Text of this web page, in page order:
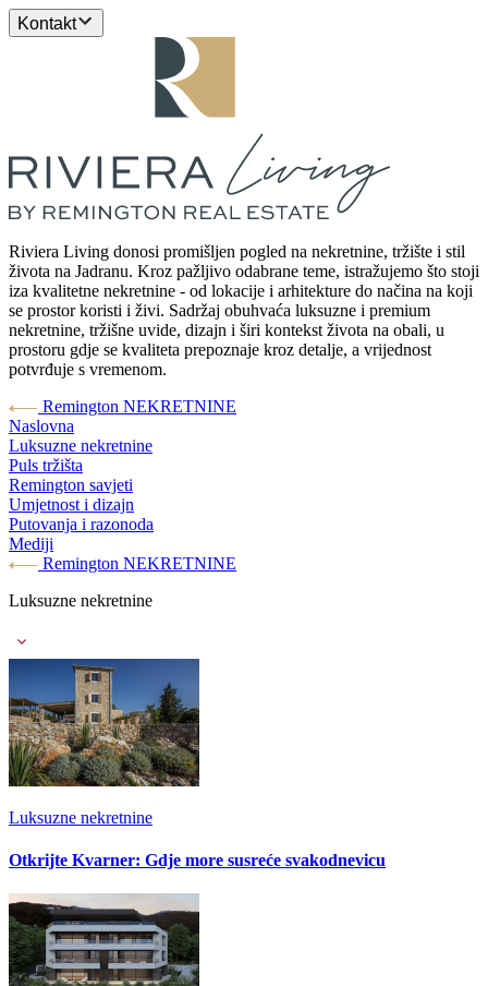
Kontakt
Riviera Living donosi promišljen pogled na nekretnine, tržište i stil
života na Jadranu. Kroz pažljivo odabrane teme, istražujemo što stoji
iza kvalitetne nekretnine - od lokacije i arhitekture do načina na koji
se prostor koristi i živi. Sadržaj obuhvaća luksuzne i premium
nekretnine, tržišne uvide, dizajn i širi kontekst života na obali, u
prostoru gdje se kvaliteta prepoznaje kroz detalje, a vrijednost
potvrđuje s vremenom.
Remington NEKRETNINE
Naslovna
Luksuzne nekretnine
Puls tržišta
Remington savjeti
Umjetnost i dizajn
Putovanja i razonoda
Mediji
Remington NEKRETNINE
Luksuzne nekretnine
Luksuzne nekretnine
Otkrijte Kvarner: Gdje more susreće svakodnevicu